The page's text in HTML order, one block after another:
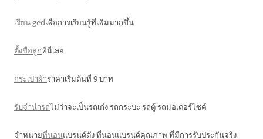
เรียน gedเพื่อการเรียนรู้ที่เพิ่มมากขึ้น
ตั้งชื่อลูกที่นี่เลย
กระเป๋าผ้าราคาเริ่มต้นที่ 9 บาท
รับจำนำรถไม่ว่าจะเป็นรถเก๋ง รถกระบะ รถตู้ รถมอเตอร์ไซค์
จำหน่ายที่นอนแบรนด์ดัง ที่นอนแบรนด์คุณภาพ ที่มีการรับประกันจริง